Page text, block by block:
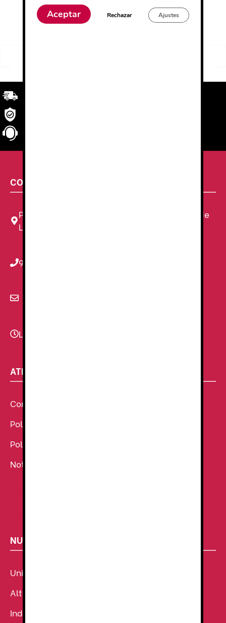
FILTRO
CONTACTA CON NOSOTROS
Plaza Louis Braille, 11 Local, 1, 08820 El Prat de
Llobregat, Barcelona
934 78 59 38
Lunes - Viernes
ATENCIÓN AL CLIENTE
Condiciones Generales de venta
Política de Cookies
Política de Privacidad
Noticias
NUESTROS SECTORES
Uniforme Sanitario
Alta Visibilidad
Industria
Aceptar Rechazar Ajustes